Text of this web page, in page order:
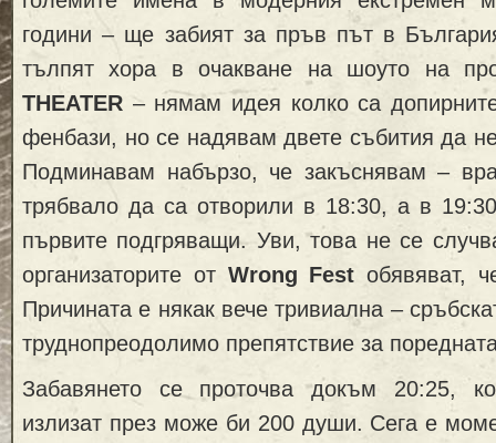
години – ще забият за пръв път в
тълпят хора в очакване на шоуто на
THEATER – нямам идея колко са
фенбази, но се надявам двете събития да
Подминавам набързо, че закъснявам –
трябвало да са отворили в 18:30, а в
първите подгряващи. Уви, това не се
организаторите отWrong Fest обявяват,
Причината е някак вече тривиална –
труднопреодолимо препятствие за
Забавянето се проточва докъм 20:25,
излизат през може би 200 души. Сега е